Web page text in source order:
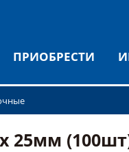
ПРИОБРЕСТИ